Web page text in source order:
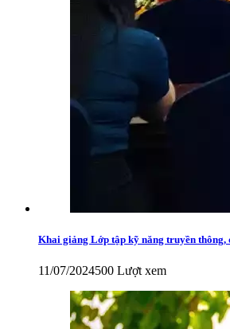
Khai giảng Lớp tập kỹ năng truyền thông,
11/07/2024500 Lượt xem